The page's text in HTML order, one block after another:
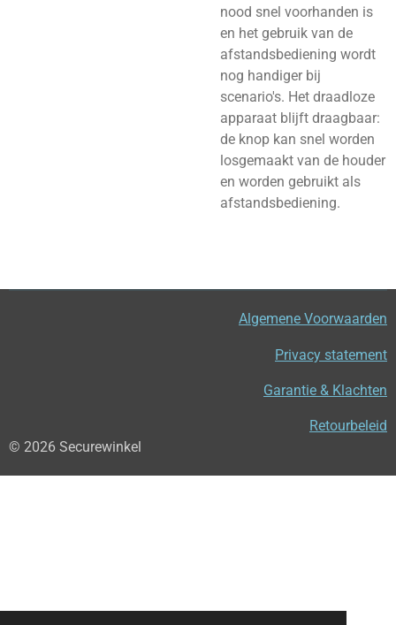
nood snel voorhanden is
en het gebruik van de
afstandsbediening wordt
nog handiger bij
scenario's. Het draadloze
apparaat blijft draagbaar:
de knop kan snel worden
losgemaakt van de houder
en worden gebruikt als
afstandsbediening.
Algemene Voorwaarden
Privacy statement
Garantie & Klachten
Retourbeleid
© 2026 Securewinkel